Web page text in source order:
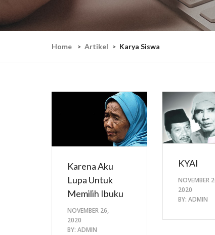
Home Artikel Karya Siswa
Karena Aku
Lupa Untuk
Memilih Ibuku
NOVEMBER 26,
2020
BY: ADMIN
KYAI
NOVEMBER
2020
BY:ADMIN